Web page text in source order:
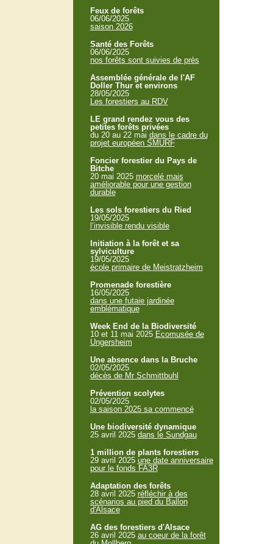
Feux de forêts
06/06/2025
saison 2026
Santé des Forêts
06/06/2025
nos forêts sont suivies de près
Assemblée générale de l'AF
Doller Thur et environs
28/05/2025
Les forestiers au RDV
LE grand rendez vous des
petites forêts privées
du 20 au 22 mai dans le cadre du
projet européen SMURF
Foncier forestier du Pays de
Bitche
20 mai 2025 morcelé mais
améliorable pour une gestion
durable
Les sols forestiers du Ried
19/05/2025
l’invisible rendu visible
Initiation à la forêt et sa
sylviculture
19/05/2025
école primaire de Meistratzheim
Promenade forestière
16/05/2025
dans une futaie jardinée
emblématique
Week End de la Biodiversité
10 et 11 mai 2025 Ecomusée de
Ungersheim
Une absence dans la Bruche
02/05/2025
décès de Mr Schmittbuhl
Prévention scolytes
02/05/2025
la saison 2025 sa commencé
Une biodiversité dynamique
25 avril 2025 dans le Sundgau
1 million de plants forestiers
29 avril 2025 une date anniversaire
pour le fonds FA3R
Adaptation des forêts
28 avril 2025 réfléchir à des
scénarios au pied du Ballon
d'Alsace
AG des forestiers d'Alsace
26 avril 2025 au coeur de la forêt